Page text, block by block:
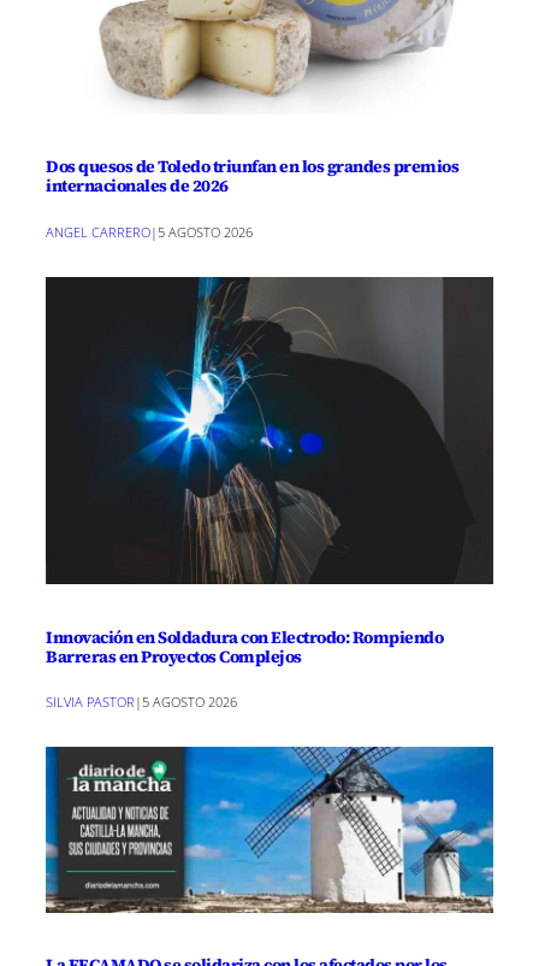
Dos quesos de Toledo triunfan en los grandes premios
internacionales de 2026
ANGEL CARRERO| 5 AGOSTO 2026
Innovación en Soldadura con Electrodo: Rompiendo
Barreras en Proyectos Complejos
SILVIA PASTOR |5 AGOSTO 2026